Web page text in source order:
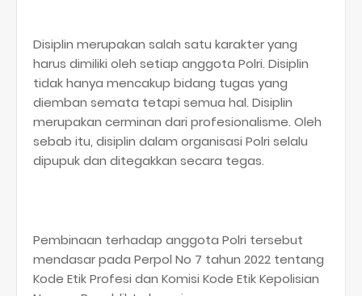
Disiplin merupakan salah satu karakter yang
harus dimiliki oleh setiap anggota Polri. Disiplin
tidak hanya mencakup bidang tugas yang
diemban semata tetapi semua hal. Disiplin
merupakan cerminan dari profesionalisme. Oleh
sebab itu, disiplin dalam organisasi Polri selalu
dipupuk dan ditegakkan secara tegas.
Pembinaan terhadap anggota Polri tersebut
mendasar pada Perpol No 7 tahun 2022 tentang
Kode Etik Profesi dan Komisi Kode Etik Kepolisian